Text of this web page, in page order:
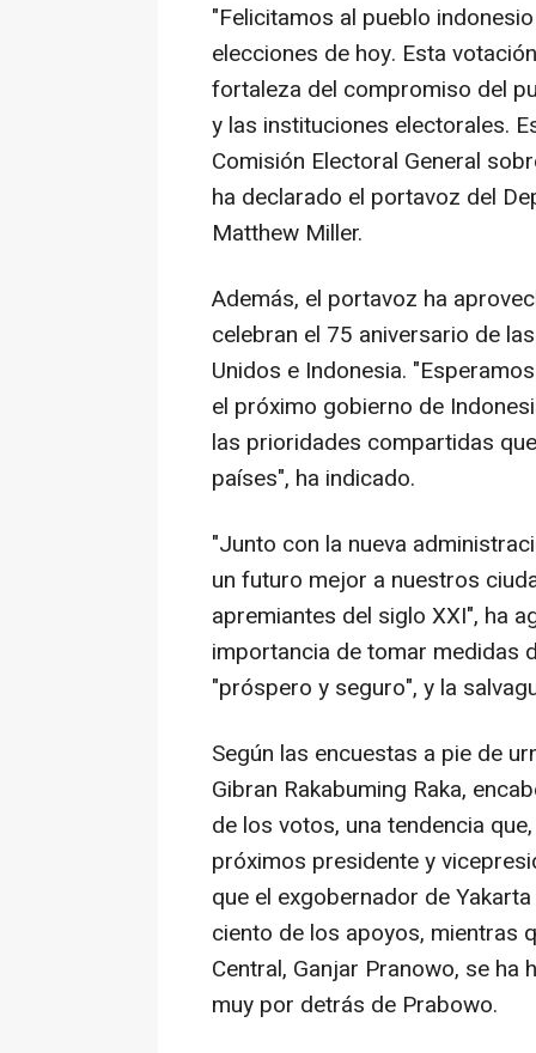
"Felicitamos al pueblo
elecciones de hoy. Esta
fortaleza del compromiso del
y las instituciones electorales.
Comisión Electoral General
ha declarado el portavoz del
Matthew Miller.
Además, el portavoz ha
celebran el 75 aniversario de
Unidos e Indonesia.
el próximo gobierno de
las prioridades compartidas
países", ha indicado.
"Junto con la nueva
un futuro mejor a nuestros
apremiantes del siglo XXI", ha
importancia de tomar medidas
"próspero y seguro", y la
Según las encuestas a pie de
Gibran Rakabuming Raka,
de los votos, una tendencia
próximos presidente y
que el exgobernador de
ciento de los apoyos, mientras
Central, Ganjar Pranowo, se
muy por detrás de Prabowo.